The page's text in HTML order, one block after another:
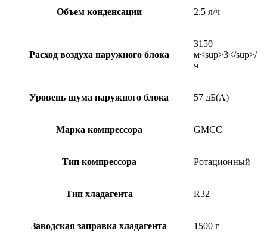
Объем конденсации 2.5 л/ч
Расход воздуха наружного блока
3150
м<sup>3</sup>/
ч
Уровень шума наружного блока 57 дБ(А)
Марка компрессора GMCC
Тип компрессора Ротационный
Тип хладагента R32
Заводская заправка хладагента 1500 г